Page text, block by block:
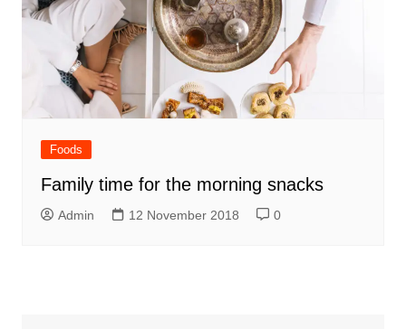
Foods
Family time for the morning snacks
Admin 12 November 2018 0